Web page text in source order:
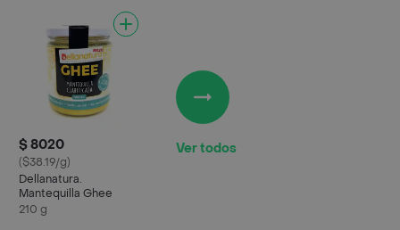
$ 8020
($38.19/g)
Dellanatura.
Mantequilla Ghee
210 g
Ver todos